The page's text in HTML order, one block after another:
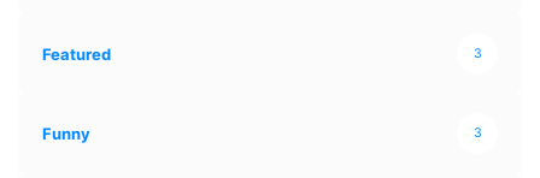
Featured 3
Funny 3